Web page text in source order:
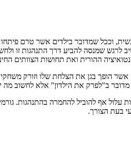
וככל שמדובר בילדים אשר טרם
לרגש שמנסה להביע דרך התנהגות זו
ההורית ואת תחושות הצוותים
אשר הופך בגן את הצלחת שלו וזורק
ב"לפרק את הילדון" אלא לחשוב מה
אף להוביל להחמרה בהתנהגות.
בעת הצורך.